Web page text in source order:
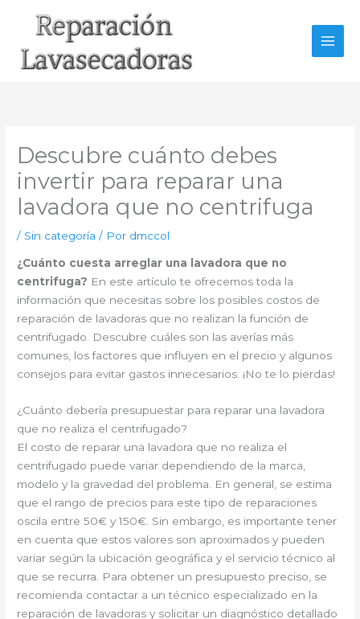
Descubre cuánto debes
invertir para reparar una
lavadora que no centrifuga
/ Sin categoría / Por dmccol
¿Cuánto cuesta arreglar una lavadora que no
centrifuga? En este artículo te ofrecemos toda la
información que necesitas sobre los posibles costos de
reparación de lavadoras que no realizan la función de
centrifugado. Descubre cuáles son las averías más
comunes, los factores que influyen en el precio y algunos
consejos para evitar gastos innecesarios. ¡No te lo pierdas!
¿Cuánto debería presupuestar para reparar una lavadora
que no realiza el centrifugado?
El costo de reparar una lavadora que no realiza el
centrifugado puede variar dependiendo de la marca,
modelo y la gravedad del problema. En general, se estima
que el rango de precios para este tipo de reparaciones
oscila entre 50€ y 150€. Sin embargo, es importante tener
en cuenta que estos valores son aproximados y pueden
variar según la ubicación geográfica y el servicio técnico al
que se recurra. Para obtener un presupuesto preciso, se
recomienda contactar a un técnico especializado en la
reparación de lavadoras y solicitar un diagnóstico detallado